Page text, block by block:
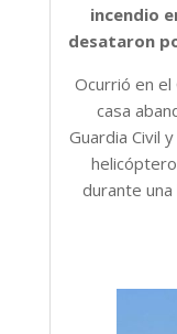
incendio
desataron
Ocurrió en
casa
Guardia Civil
durante una